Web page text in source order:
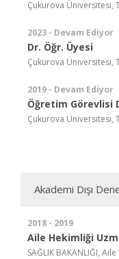
Çukurova Üniversitesi,
2023 - Devam Ediyor
Dr. Öğr. Üyesi
Çukurova Üniversitesi,
2019 - Devam Ediyor
Öğretim Görevlisi
Çukurova Üniversitesi,
Akademi Dışı
2018 - 2019
Aile Hekimliği
SAĞLIK BAKANLIĞI,